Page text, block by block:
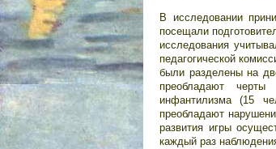
В исследовании
посещали
исследования
педагогической
были разделены на
преобладают черты
инфантилизма (15
преобладают
развития игры
каждый раз